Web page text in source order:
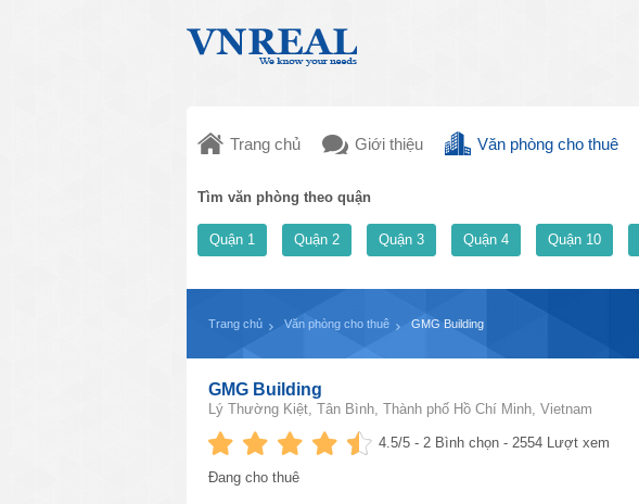
Trang chủ Giới thiệu Văn phòng cho thuê
Tìm văn phòng theo quận
Quận 1 Quận 2 Quận 3 Quận 4 Quận 10
Trang chủ Văn phòng cho thuê GMG Building
GMG Building
Lý Thường Kiệt, Tân Bình, Thành phố Hồ Chí Minh, Vietnam
4.5/5 - 2 Bình chọn - 2554 Lượt xem
Đang cho thuê